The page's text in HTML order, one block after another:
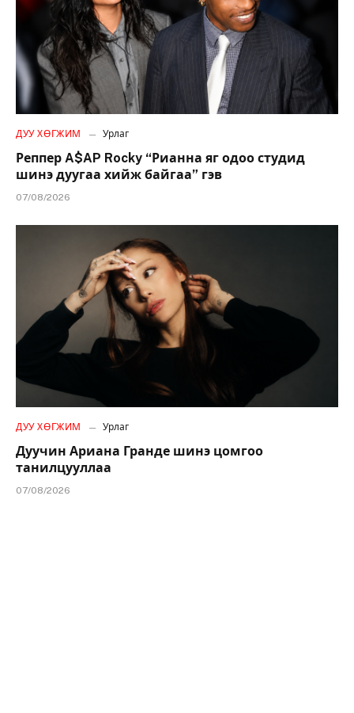
ДУУ ХӨГЖИМ Урлаг
Реппер A$AP Rocky “Рианна яг одоо студид
шинэ дуугаа хийж байгаа” гэв
07/08/2026
ДУУ ХӨГЖИМ Урлаг
Дуучин Ариана Гранде шинэ цомгоо
танилцууллаа
07/08/2026